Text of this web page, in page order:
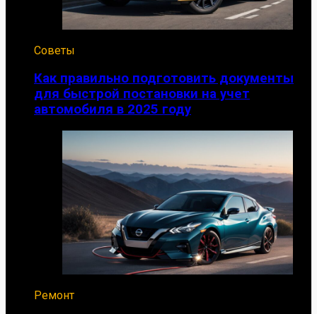
Советы
Как правильно подготовить документы
для быстрой постановки на учет
автомобиля в 2025 году
Ремонт